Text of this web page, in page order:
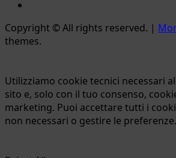
Naturale
Bracciano-
Copyright © All rights reserved. |
themes.
Utilizziamo cookie tecnici necessari
sito e, solo con il tuo consenso,
marketing. Puoi accettare tutti i
non necessari o gestire le preferenze.